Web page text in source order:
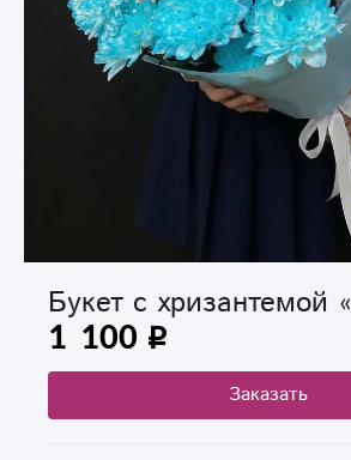
Букет с хризантемой
1 100
Заказать